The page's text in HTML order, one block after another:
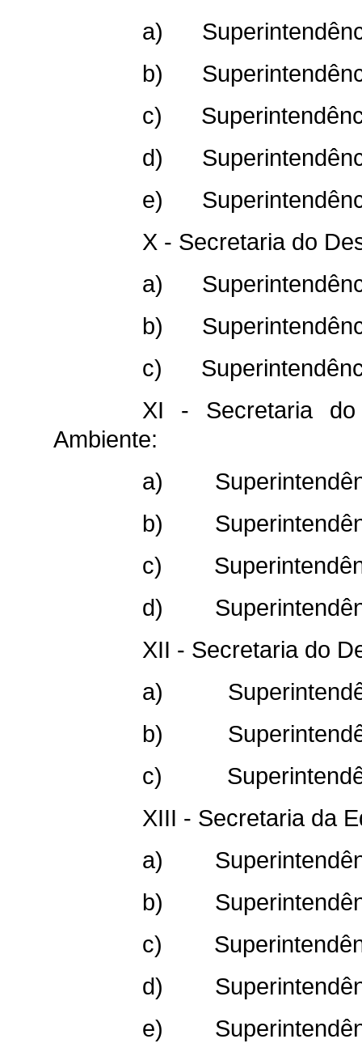
a)
b)
c)
d)
e)
X - Secretaria do
a)
b)
c)
XI - Secretaria do
Ambiente:
a)
b)
c)
d)
XII - Secretaria do
a)
b)
c)
XIII - Secretaria da
a)
b)
c)
d)
e)